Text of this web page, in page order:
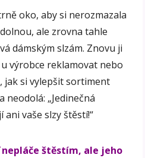
oko, aby si nerozmazala
ale zrovna tahle
dámským slzám. Znovu ji
výrobce reklamovat nebo
jak si vylepšit sortiment
neodolá: „Jedinečná
vaše slzy štěstí!“
štěstím, ale jeho